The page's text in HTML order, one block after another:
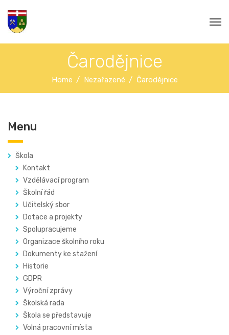
Čarodějnice
Home Nezařazené Čarodějnice
Menu
Škola
Kontakt
Vzdělávací program
Školní řád
Učitelský sbor
Dotace a projekty
Spolupracujeme
Organizace školního roku
Dokumenty ke stažení
Historie
GDPR
Výroční zprávy
Školská rada
Škola se představuje
Volná pracovní místa